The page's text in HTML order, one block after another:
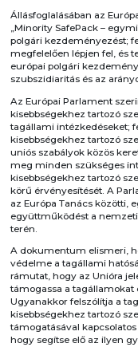
Állásfoglalásában az
„Minority SafePack –
polgári kezdeményezést;
megfelelően lépjen fel, és
európai polgári
szubszidiaritás és az
Az Európai Parlament
kisebbségekhez tartozó
tagállami intézkedéseket;
kisebbségekhez tartozó
uniós szabályok közös
meg minden szükséges
kisebbségekhez tartozó
körű érvényesítését. A
az Európa Tanács közötti,
együttműködést a
terén.
A dokumentum elismeri,
védelme a tagállami
rámutat, hogy az Unióra
támogassa a tagállamokat
Ugyanakkor felszólítja a
kisebbségekhez tartozó
támogatásával
hogy segítse elő az ilyen